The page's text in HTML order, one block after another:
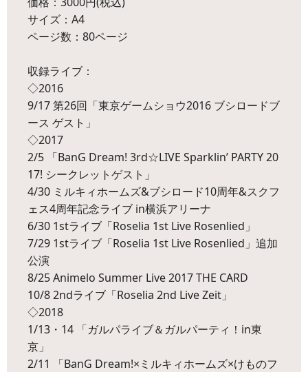
サイズ：A4
ページ数：80ページ
収録ライブ：
◇2016
9/17 第26回「東京ゲームショウ2016 ブシロードブ
ース ゲスト」
◇2017
2/5 「BanG Dream! 3rd☆LIVE Sparklin’ PARTY 20
17! シークレットゲスト」
4/30 ミルキィホームズ&ブシロード10周年&スクフ
ェス4周年記念ライブ in横浜アリーナ
6/30 1stライブ「Roselia 1st Live Rosenlied」
7/29 1stライブ「Roselia 1st Live Rosenlied」追加
公演
8/25 Animelo Summer Live 2017 THE CARD
10/8 2ndライブ「Roselia 2nd Live Zeit」
◇2018
1/13・14 「ガルパライブ＆ガルパーティ！in東
京」
2/11 「BanG Dream!×ミルキィホームズ×けものフ